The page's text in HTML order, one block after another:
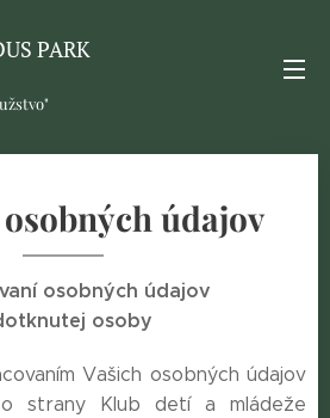
PARK
údajov
osobných údajov
osoby
Vašich osobných údajov
strany Klub detí a mládeže